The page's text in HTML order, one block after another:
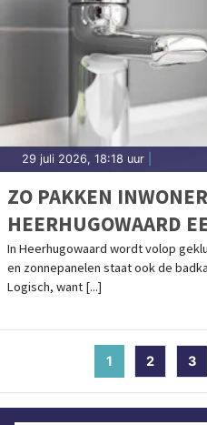
29 juli 2026, 18:18 uur
ZO PAKKEN
HEERHUGOWAARD
In Heerhugowaard wordt volop
en zonnepanelen staat ook de
Logisch, want [...]
1 (current)
2 3